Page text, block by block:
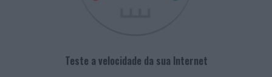
Teste a velocidade da sua Internet